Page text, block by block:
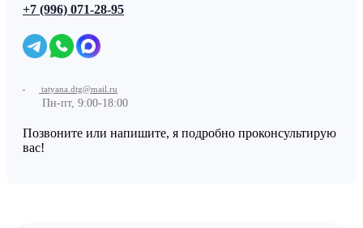
+7 (996) 071-28-95
tatyana.dtg@mail.ru
Пн-пт, 9:00-18:00
Позвоните или напишите, я подробно проконсультирую
вас!